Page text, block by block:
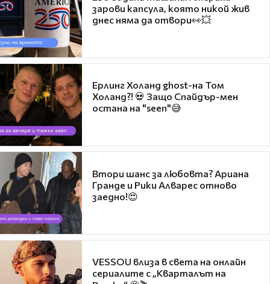
зарови капсула, която никой жив
днес няма да отвори👀💥
Ерлинг Холанд ghost-на Том
Холанд?! 💀 Защо Спайдър-мен
остана на "seen"😅
Втори шанс за любовта? Ариана
Гранде и Рики Алварес отново
заедно!😍
VESSOU влиза в света на онлайн
сериалите с „Кварталът на